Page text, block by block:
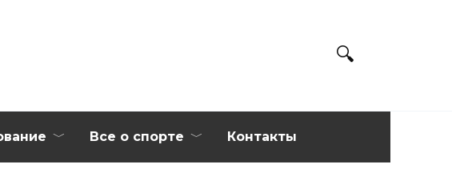
Все о спорте Контакты